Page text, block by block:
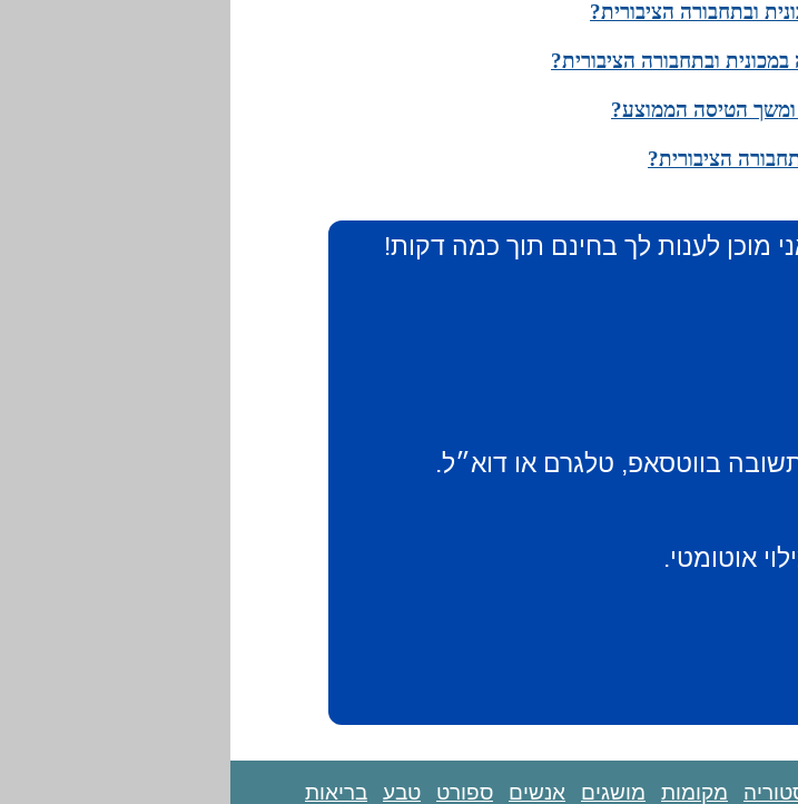
ובתחבורה הציבורית?
ובתחבורה הציבורית?
ומשך הטיסה הממוצע?
הציבורית?
מוכן לענות לך בחינם תוך כמה דקות!
בווטסאפ, טלגרם או דוא״ל.
אוטומטי.
מקומות מושגים אנשים ספורט טבע בריאות